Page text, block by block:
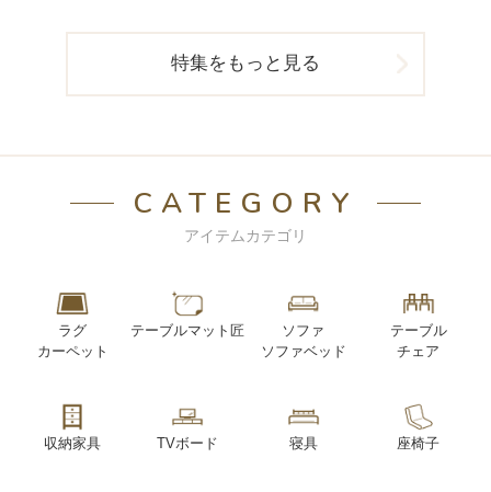
特集をもっと見る
CATEGORY
アイテムカテゴリ
ラグ
カーペット
テーブルマット匠
ソファ
ソファベッド
テーブル
チェア
収納家具 TVボード 寝具 座椅子